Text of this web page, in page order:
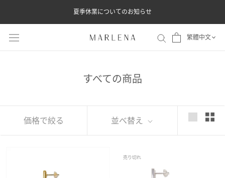
ン
夏季休業についてのお知らせ
繁體中文
すべての商品
価格で絞る 並べ替え
売り切れ